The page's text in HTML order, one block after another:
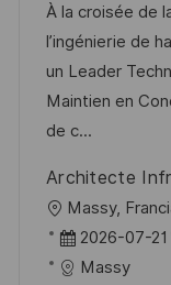
c
a
c
i
ó
c
h
a
d
e
u
b
l
À la croisée de
l’ingénierie de
un Leader
Maintien en
de c...
Architecte
U
b
Massy,
F
e
2026-07-21
Massy